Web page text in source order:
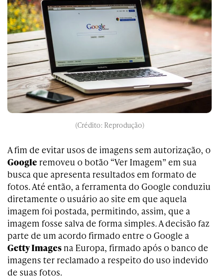
(Crédito: Reprodução)
A fim de evitar usos de imagens sem autorização, o
Google removeu o botão “Ver Imagem” em sua
busca que apresenta resultados em formato de
fotos. Até então, a ferramenta do Google conduziu
diretamente o usuário ao site em que aquela
imagem foi postada, permitindo, assim, que a
imagem fosse salva de forma simples. A decisão faz
parte de um acordo firmado entre o Google a
Getty Images na Europa, firmado após o banco de
imagens ter reclamado a respeito do uso indevido
de suas fotos.